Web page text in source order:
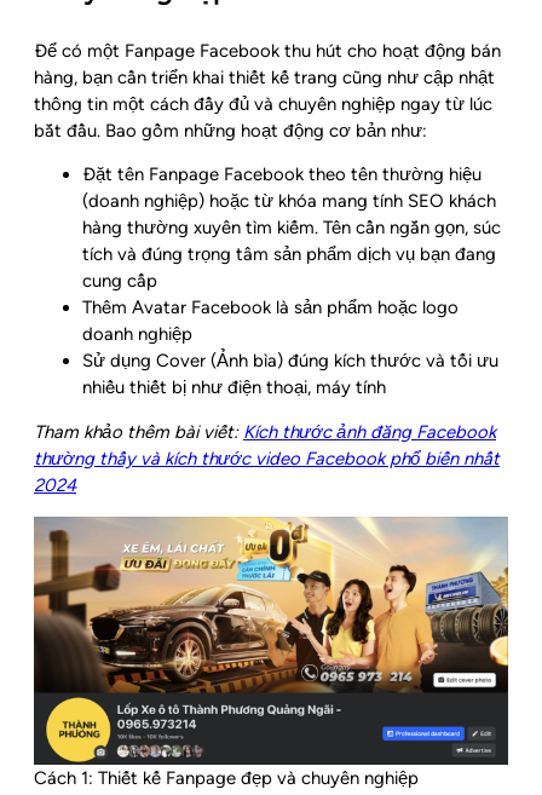
Để có một Fanpage Facebook thu hút cho hoạt động bán
hàng, bạn cần triển khai thiết kế trang cũng như cập nhật
thông tin một cách đầy đủ và chuyên nghiệp ngay từ lúc
bắt đầu. Bao gồm những hoạt động cơ bản như:
Đặt tên Fanpage Facebook theo tên thường hiệu
(doanh nghiệp) hoặc từ khóa mang tính SEO khách
hàng thường xuyên tìm kiếm. Tên cần ngắn gọn, súc
tích và đúng trọng tâm sản phẩm dịch vụ bạn đang
cung cấp
Thêm Avatar Facebook là sản phẩm hoặc logo
doanh nghiệp
Sử dụng Cover (Ảnh bìa) đúng kích thước và tối ưu
nhiều thiết bị như điện thoại, máy tính
Tham khảo thêm bài viết: Kích thước ảnh đăng Facebook
thường thấy và kích thước video Facebook phổ biến nhất
2024
Cách 1: Thiết kế Fanpage đẹp và chuyên nghiệp